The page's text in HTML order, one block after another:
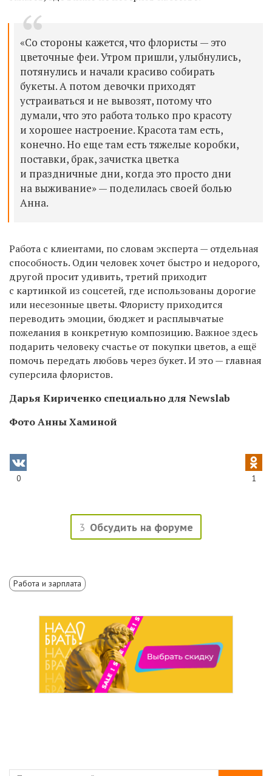
«Со стороны кажется, что флористы — это
цветочные феи. Утром пришли, улыбнулись,
потянулись и начали красиво собирать
букеты. А потом девочки приходят
устраиваться и не вывозят, потому что
думали, что это работа только про красоту
и хорошее настроение. Красота там есть,
конечно. Но еще там есть тяжелые коробки,
поставки, брак, зачистка цветка
и праздничные дни, когда это просто дни
на выживание» — поделилась своей болью
Анна.
Работа с клиентами, по словам эксперта — отдельная
способность. Один человек хочет быстро и недорого,
другой просит удивить, третий приходит
с картинкой из соцсетей, где использованы дорогие
или несезонные цветы. Флористу приходится
переводить эмоции, бюджет и расплывчатые
пожелания в конкретную композицию. Важное здесь
подарить человеку счастье от покупки цветов, а ещё
помочь передать любовь через букет. И это — главная
суперсила флористов.
Дарья Кириченко специально для Newslab
Фото Анны Хаминой
0 1
3 Обсудить на форуме
Работа и зарплата